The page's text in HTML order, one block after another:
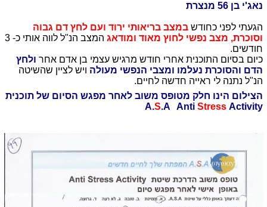
נאג'י בן 56 מנצרת
הגעתי לפני כחודש במצב בריאותי ירוד ועם לחץ דם גבוה
וסוכרת, מצב נפשי לחוץ מאוד ומודאג
המצב הנ"ל לווה אותי כ- 3
חודשים.
כיום בסיום התוכנית אחרי חודש מרגיש עצמי בן אדם אחרולחץ
הדם והסוכרת נעלמו ומצבי הנפשי מעולה ויש לציין שהשיטה
הנ"ל נתנה לי ראייה חדשה לחיים.
הצילום הינו חלק מטופס משוב לאחר מפגש הסיום של תוכנית
A.S.A AntiStress Activity